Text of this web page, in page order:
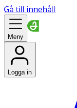
Gå till innehåll
Meny
Logga in